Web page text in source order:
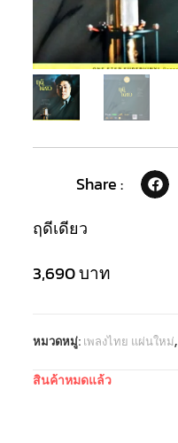
Share :
ฤดีเดียว
3,690บาท
หมวดหมู่: เพลงไทย แผ่นใหม่,
สินค้าหมดแล้ว